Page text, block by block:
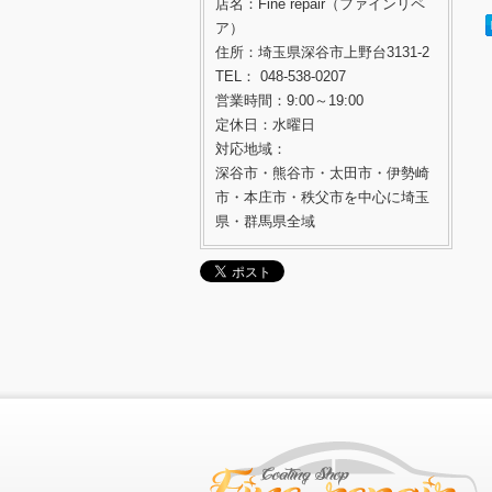
店名：Fine repair（ファインリペ
ア）
住所：埼玉県深谷市上野台3131-2
TEL： 048-538-0207
営業時間：9:00～19:00
定休日：水曜日
対応地域：
深谷市・熊谷市・太田市・伊勢崎
市・本庄市・秩父市を中心に埼玉
県・群馬県全域